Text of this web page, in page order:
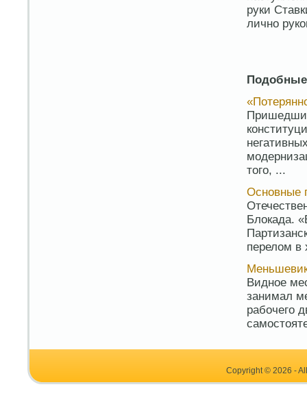
руки
лично
того, ...
Основные
Блокада.
перелом в
Видное
занимал
рабочего
Copyright © 2026 -